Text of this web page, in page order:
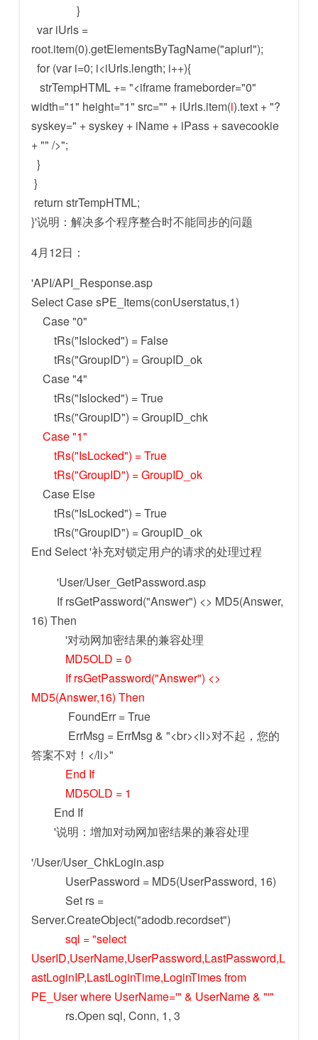
}
var iUrls =
root.item(0).getElementsByTagName("apiurl");
for (var i=0; i<iUrls.length; i++){
strTempHTML += "<iframe frameborder="0"
width="1" height="1" src="" + iUrls.item(i).text + "?
syskey=" + syskey + iName + iPass + savecookie
+ "" />";
}
}
return strTempHTML;
}'说明：解决多个程序整合时不能同步的问题
4月12日：
'API/API_Response.asp
Select Case sPE_Items(conUserstatus,1)
Case "0"
tRs("Islocked") = False
tRs("GroupID") = GroupID_ok
Case "4"
tRs("Islocked") = True
tRs("GroupID") = GroupID_chk
Case "1"
tRs("IsLocked") = True
tRs("GroupID") = GroupID_ok
Case Else
tRs("IsLocked") = True
tRs("GroupID") = GroupID_ok
End Select '补充对锁定用户的请求的处理过程
'User/User_GetPassword.asp
If rsGetPassword("Answer") <> MD5(Answer,
16) Then
'对动网加密结果的兼容处理
MD5OLD = 0
If rsGetPassword("Answer") <>
MD5(Answer,16) Then
FoundErr = True
ErrMsg = ErrMsg & "<br><li>对不起，您的
答案不对！</li>"
End If
MD5OLD = 1
End If
'说明：增加对动网加密结果的兼容处理
'/User/User_ChkLogin.asp
UserPassword = MD5(UserPassword, 16)
Set rs =
Server.CreateObject("adodb.recordset")
sql = "select
UserID,UserName,UserPassword,LastPassword,L
astLoginIP,LastLoginTime,LoginTimes from
PE_User where UserName='" & UserName & "'"
rs.Open sql, Conn, 1, 3